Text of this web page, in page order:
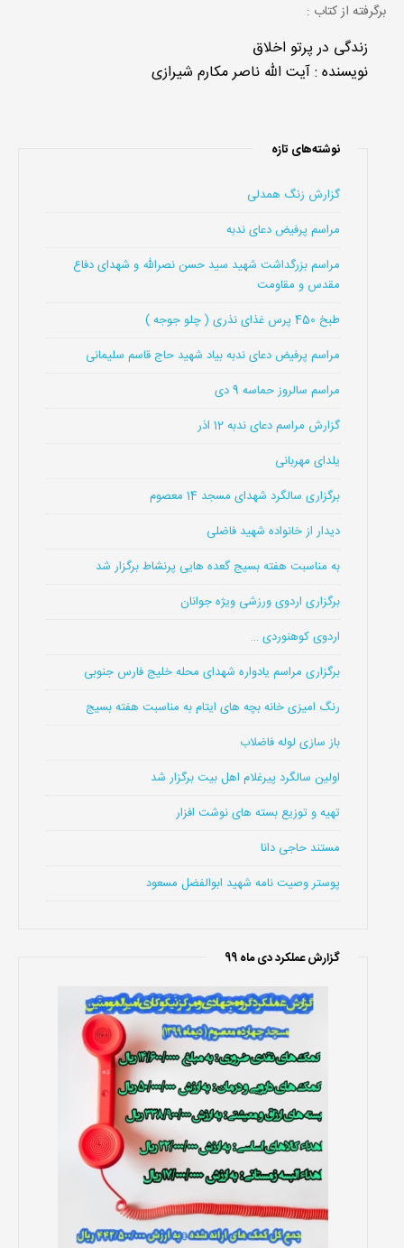
برگرفته از کتاب :
زندگی در پرتو اخلاق
نویسنده : آیت الله ناصر مکارم شیرازی
نوشته‌های تازه
گزارش زنگ همدلی
مراسم پرفیض دعای ندبه
مراسم بزرگداشت شهید سید حسن نصرالله و شهدای دفاع
مقدس و مقاومت
طبخ 450 پرس غذای نذری ( چلو جوجه )
مراسم پرفیض دعای ندبه بیاد شهید حاج قاسم سلیمانی
مراسم سالروز حماسه 9 دی
گزارش مراسم دعای ندبه 12 اذر
یلدای مهربانی
برگزاری سالگرد شهدای مسجد 14 معصوم
دیدار از خانواده شهید فاضلی
به مناسبت هفته بسیج گعده هایی پرنشاط برگزار شد
برگزاری اردوی ورزشی ویژه جوانان
اردوی کوهنوردی …
برگزاری مراسم یادواره شهدای محله خلیج فارس جنوبی
رنگ امیزی خانه بچه های ایتام به مناسبت هفته بسیج
باز سازی لوله فاضلاب
اولین سالگرد پیرغلام اهل بیت برگزار شد
تهیه و توزیع بسته های نوشت افزار
مستند حاجی دانا
پوستر وصیت نامه شهید ابوالفضل مسعود
گزارش عملکرد دی ماه 99